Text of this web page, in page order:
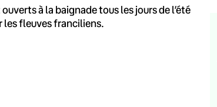
à la baignade tous les jours de l’été
les fleuves franciliens.